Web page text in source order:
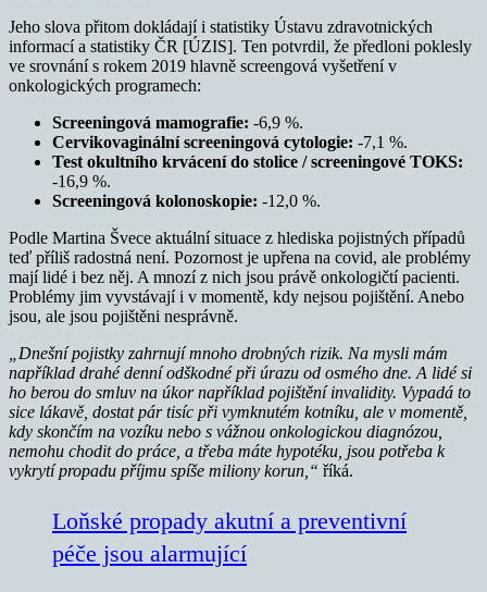
Jeho slova přitom dokládají i statistiky Ústavu zdravotnických
informací a statistiky ČR [ÚZIS]. Ten potvrdil, že předloni poklesly
ve srovnání s rokem 2019 hlavně screengová vyšetření v
onkologických programech:
Screeningová mamografie: -6,9 %.
Cervikovaginální screeningová cytologie: -7,1 %.
Test okultního krvácení do stolice / screeningové TOKS:
-16,9 %.
Screeningová kolonoskopie: -12,0 %.
Podle Martina Švece aktuální situace z hlediska pojistných případů
teď příliš radostná není. Pozornost je upřena na covid, ale problémy
mají lidé i bez něj. A mnozí z nich jsou právě onkologičtí pacienti.
Problémy jim vyvstávají i v momentě, kdy nejsou pojištění. Anebo
jsou, ale jsou pojištěni nesprávně.
„Dnešní pojistky zahrnují mnoho drobných rizik. Na mysli mám
například drahé denní odškodné při úrazu od osmého dne. A lidé si
ho berou do smluv na úkor například pojištění invalidity. Vypadá to
sice lákavě, dostat pár tisíc při vymknutém kotníku, ale v momentě,
kdy skončím na vozíku nebo s vážnou onkologickou diagnózou,
nemohu chodit do práce, a třeba máte hypotéku, jsou potřeba k
vykrytí propadu příjmu spíše miliony korun,“ říká.
Loňské propady akutní a preventivní
péče jsou alarmující